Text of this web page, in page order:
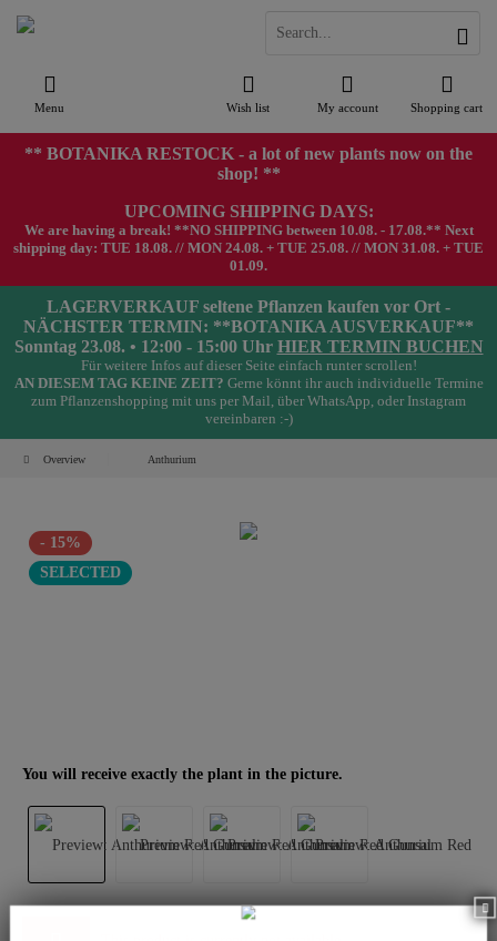
Menu Shopping cart
Wish list My account
** BOTANIKA RESTOCK - a lot of new plants now on the
shop! **
UPCOMING SHIPPING DAYS:
We are having a break! **NO SHIPPING between 10.08. - 17.08.** Next
shipping day: TUE 18.08. // MON 24.08. + TUE 25.08. // MON 31.08. + TUE
01.09.
LAGERVERKAUF seltene Pflanzen kaufen vor Ort -
NÄCHSTER TERMIN: **BOTANIKA AUSVERKAUF**
Sonntag 23.08. • 12:00 - 15:00 Uhr HIER TERMIN BUCHEN
Für weitere Infos auf dieser Seite einfach runter scrollen!
AN DIESEM TAG KEINE ZEIT? Gerne könnt ihr auch individuelle Termine
zum Pflanzenshopping mit uns per Mail, über WhatsApp, oder Instagram
vereinbaren :-)
Overview Anthurium
- 15%
SELECTED
You will receive exactly the plant in the picture.